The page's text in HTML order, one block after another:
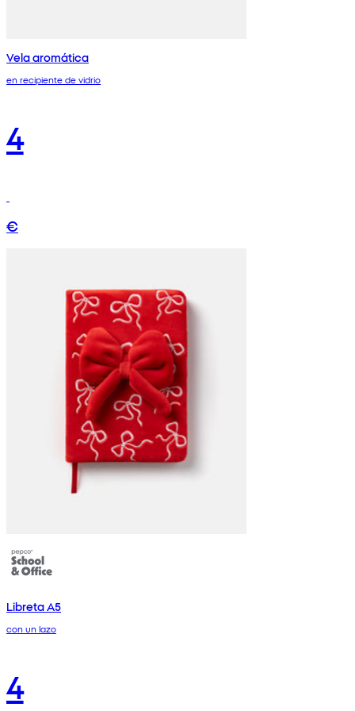
Vela aromática
en recipiente de vidrio
4
€
Libreta A5
con un lazo
4